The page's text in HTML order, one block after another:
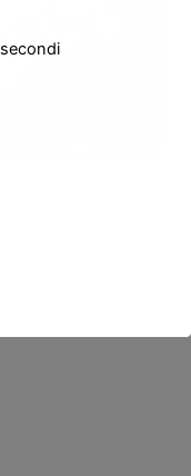
secondi